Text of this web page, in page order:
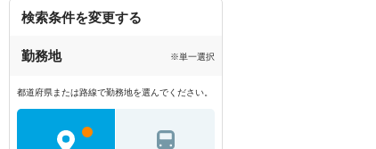
検索条件を変更する
勤務地 ※単一選択
都道府県または路線で勤務地を選んでください。